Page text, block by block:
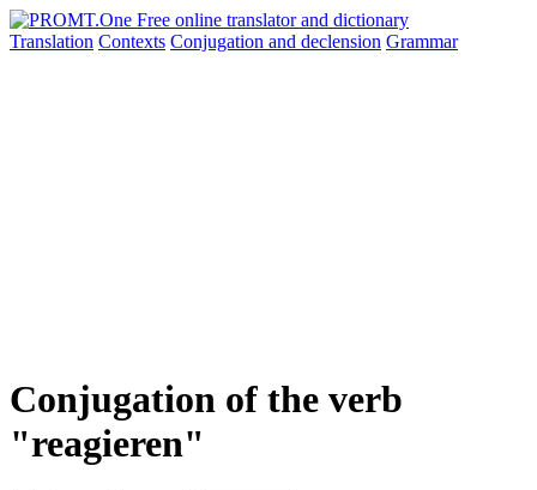
Translation Contexts Conjugation and declension Grammar
Conjugation of the verb
"reagieren"